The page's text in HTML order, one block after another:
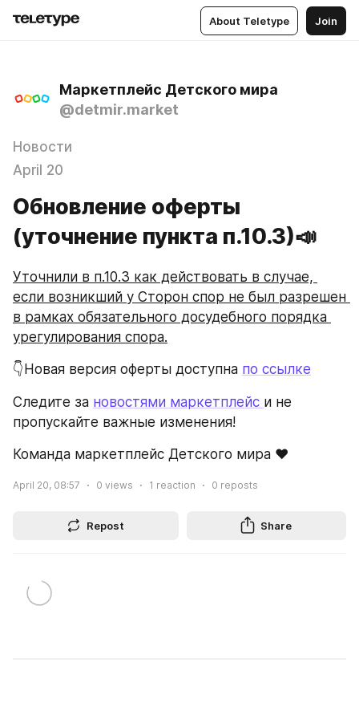
About Teletype Join
Маркетплейс Детского мира
@detmir.market
Новости
April 20
Обновление оферты
(уточнение пункта п.10.3)📣
Уточнили в п.10.3 как действовать в случае,
если возникший у Сторон спор не был разрешен
в рамках обязательного досудебного порядка
урегулирования спора.
👇Новая версия оферты доступна по ссылке
Следите за новостями маркетплейс и не
пропускайте важные изменения!
Команда маркетплейс Детского мира ❤️
April 20, 08:57 0 views 1 reaction 0 reposts
Repost Share